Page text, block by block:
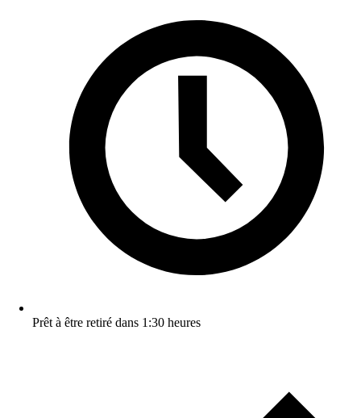
Prêt à être retiré dans 1:30 heures